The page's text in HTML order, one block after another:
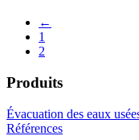
←
1
2
Produits
Évacuation des eaux
Références